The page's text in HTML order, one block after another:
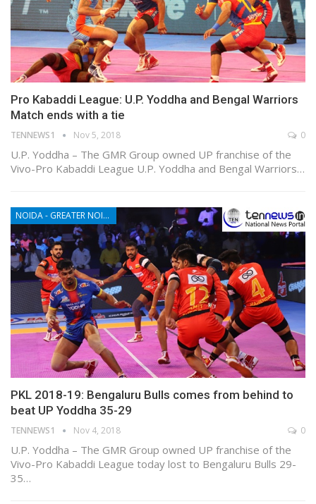
Pro Kabaddi League: U.P. Yoddha and Bengal Warriors
Match ends with a tie
TENNEWS1 Nov 5, 2018 0
U.P. Yoddha – The GMR Group owned UP franchise of the
Vivo-Pro Kabaddi League U.P. Yoddha and Bengal Warriors…
NOIDA - GREATER NOIDA - YAMUNA EXPRESSWAY
PKL 2018-19: Bengaluru Bulls comes from behind to
beat UP Yoddha 35-29
TENNEWS1 Nov 4, 2018 0
U.P. Yoddha – The GMR Group owned UP franchise of the
Vivo-Pro Kabaddi League today lost to Bengaluru Bulls 29-
35…